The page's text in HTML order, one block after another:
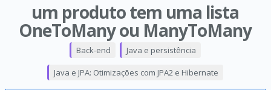
um produto tem uma lista
OneToMany ou ManyToMany
Back-end Java e persistência
Java e JPA: Otimizações com JPA2 e Hibernate